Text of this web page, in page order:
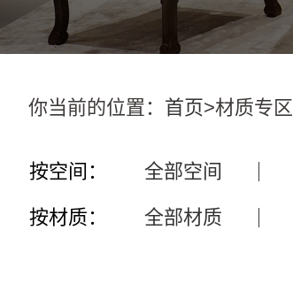
你当前的位置： 首页>材质专区
按空间： 全部空间
按材质： 全部材质